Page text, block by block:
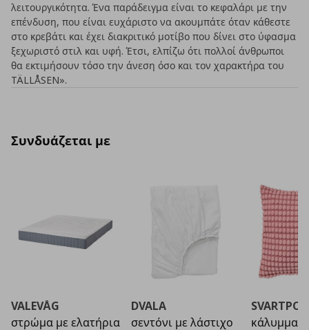
λειτουργικότητα. Ένα παράδειγμα είναι το κεφαλάρι με την
επένδυση, που είναι ευχάριστο να ακουμπάτε όταν κάθεστε
στο κρεβάτι και έχει διακριτικό μοτίβο που δίνει στο ύφασμα
ξεχωριστό στιλ και υφή. Έτσι, ελπίζω ότι πολλοί άνθρωποι
θα εκτιμήσουν τόσο την άνεση όσο και τον χαρακτήρα του
TÄLLÅSEN».
Συνδυάζεται με
VALEVÅG
στρώμα με ελατήρια
DVALA
σεντόνι με λάστιχο
κάλυμμα